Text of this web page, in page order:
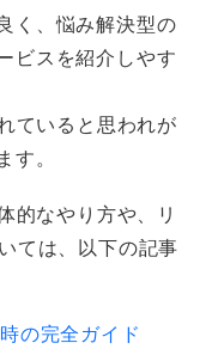
く、悩み解決型の
ビスを紹介しやす
ていると思われが
。
的なやり方や、リ
ては、以下の記事
の完全ガイド